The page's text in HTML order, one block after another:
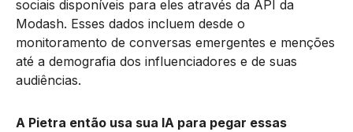
sociais disponíveis para eles através da API da
Modash. Esses dados incluem desde o
monitoramento de conversas emergentes e menções
até a demografia dos influenciadores e de suas
audiências.
A Pietra então usa sua IA para pegar essas